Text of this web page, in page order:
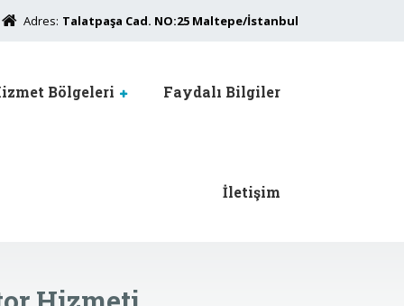
Adres: Talatpaşa Cad. NO:25 Maltepe/İstanbul
Bölgeleri Faydalı Bilgiler
İletişim